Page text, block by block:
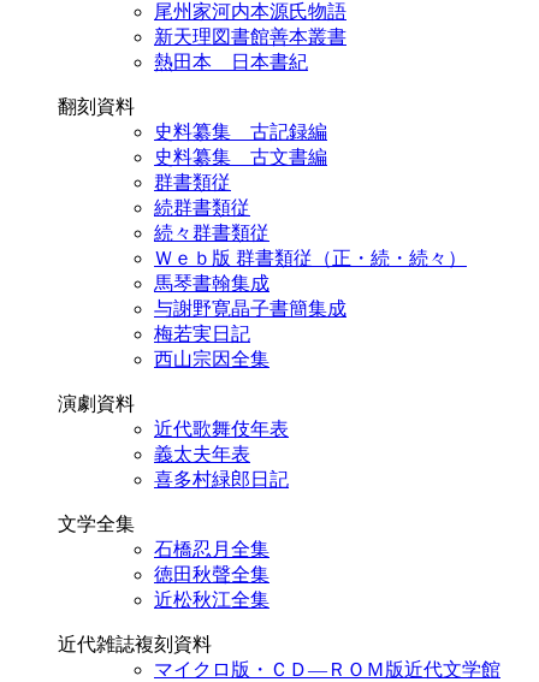
尾州家河内本源氏物語
新天理図書館善本叢書
熱田本 日本書紀
翻刻資料
史料纂集 古記録編
史料纂集 古文書編
群書類従
続群書類従
続々群書類従
Ｗｅｂ版 群書類従（正・続・続々）
馬琴書翰集成
与謝野寛晶子書簡集成
梅若実日記
西山宗因全集
演劇資料
近代歌舞伎年表
義太夫年表
喜多村緑郎日記
文学全集
石橋忍月全集
徳田秋聲全集
近松秋江全集
近代雑誌複刻資料
マイクロ版・ＣＤ―ＲＯＭ版近代文学館